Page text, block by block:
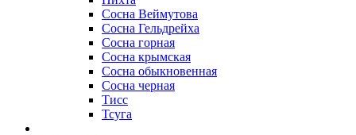
Сосна Веймутова
Сосна Гельдрейха
Сосна горная
Сосна крымская
Сосна обыкновенная
Сосна черная
Тисс
Тсуга